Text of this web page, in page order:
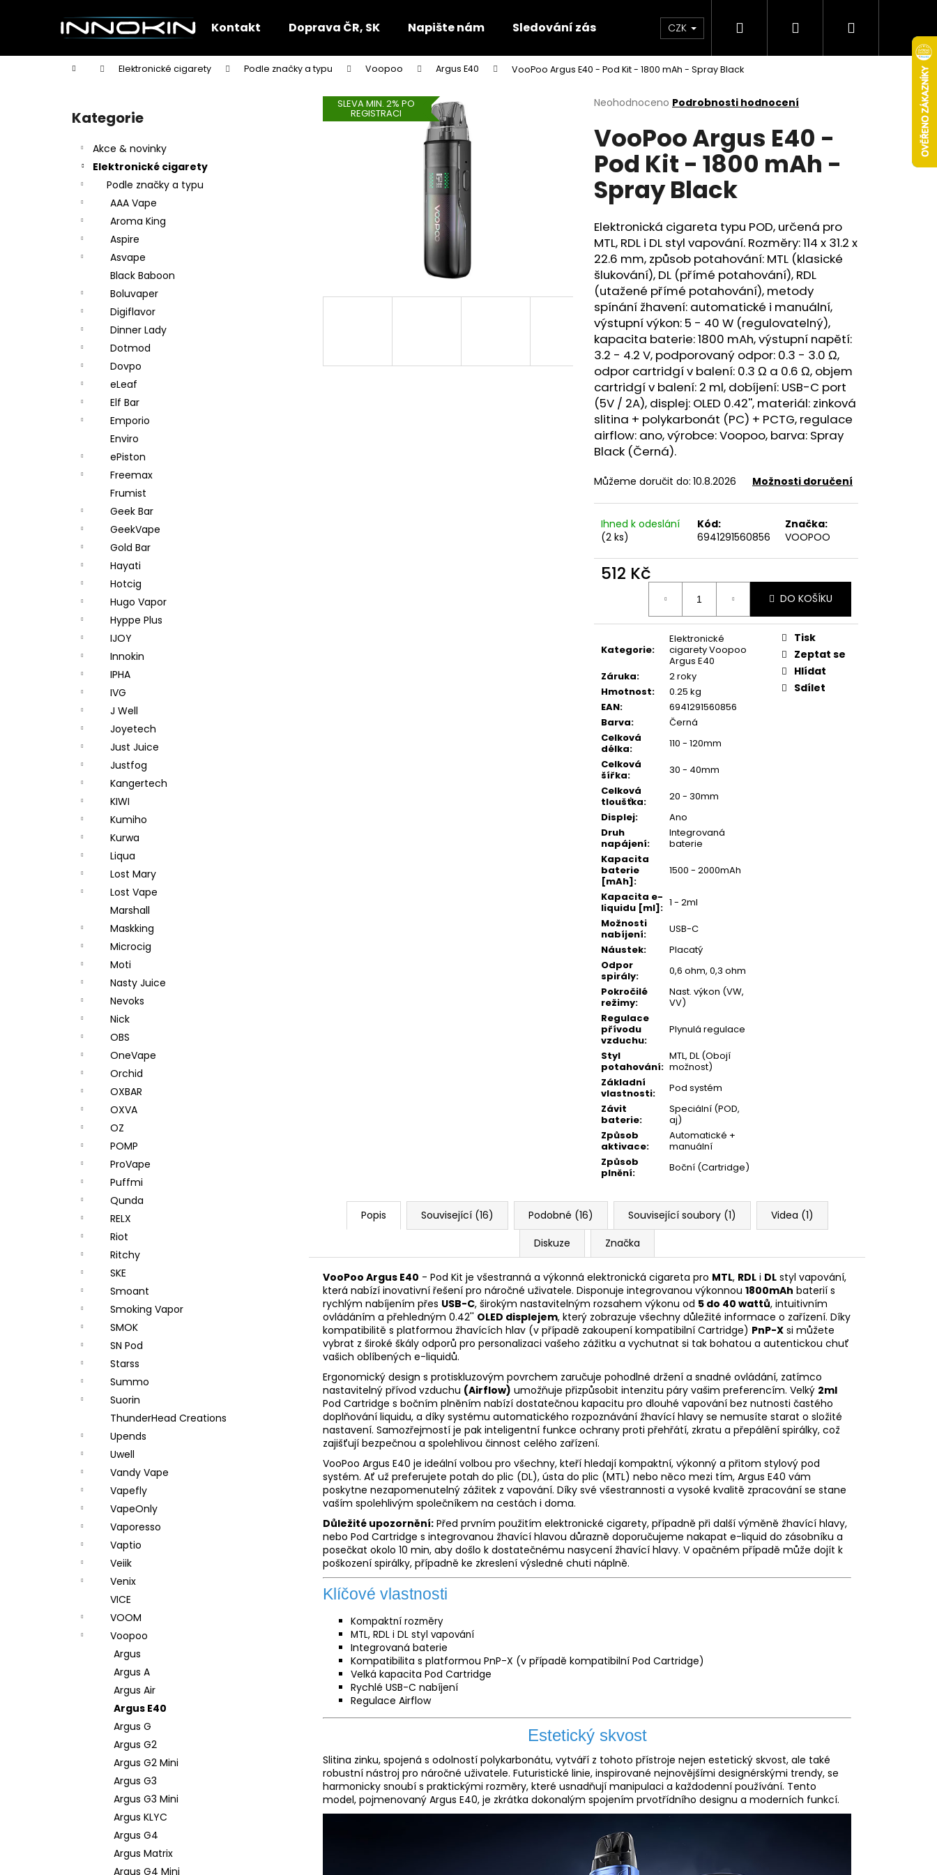
Kontakt Doprava ČR, SK Napište nám Sledování zásilek Obchodní podmínky Věrnostní program
CZK Hledat PřihlášeníNákupní
Domů Elektronické cigarety Podle značky a typu Voopoo Argus E40 VooPoo Argus E40 - Pod Kit - 1800 mAh - Spray Black
Přeskočit
kategorie
Kategorie
Akce & novinky
Elektronické cigarety
Podle značky a typu
AAA Vape
Aroma King
Aspire
Asvape
Black Baboon
Boluvaper
Digiflavor
Dinner Lady
Dotmod
Dovpo
eLeaf
Elf Bar
Emporio
Enviro
ePiston
Freemax
Frumist
Geek Bar
GeekVape
Gold Bar
Hayati
Hotcig
Hugo Vapor
Hyppe Plus
IJOY
Innokin
IPHA
IVG
J Well
Joyetech
Just Juice
Justfog
Kangertech
KIWI
Kumiho
Kurwa
Liqua
Lost Mary
Lost Vape
Marshall
Maskking
Microcig
Moti
Nasty Juice
Nevoks
Nick
OBS
OneVape
Orchid
OXBAR
OXVA
OZ
POMP
ProVape
Puffmi
Qunda
RELX
Riot
Ritchy
SKE
Smoant
Smoking Vapor
SMOK
SN Pod
Starss
Summo
Suorin
ThunderHead Creations
Upends
Uwell
Vandy Vape
Vapefly
VapeOnly
Vaporesso
Vaptio
Veiik
Venix
VICE
VOOM
Voopoo
Argus
Argus A
Argus Air
Argus E40
Argus G
Argus G2
Argus G2 Mini
Argus G3
Argus G3 Mini
Argus KLYC
Argus G4
Argus Matrix
Argus G4 Mini
Průměrné
produktu
je
0,0
5
hvězdiček.
Neohodnoceno Podrobnosti hodnocení
VooPoo Argus E40 -
Pod Kit - 1800 mAh -
Spray Black
Elektronická cigareta typu POD, určená pro
MTL, RDL i DL styl vapování. Rozměry: 114 x 31.2 x
22.6 mm, způsob potahování: MTL (klasické
šlukování), DL (přímé potahování), RDL
(utažené přímé potahování), metody
spínání žhavení: automatické i manuální,
výstupní výkon: 5 - 40 W (regulovatelný),
kapacita baterie: 1800 mAh, výstupní napětí:
3.2 - 4.2 V, podporovaný odpor: 0.3 - 3.0 Ω,
odpor cartridgí v balení: 0.3 Ω a 0.6 Ω, objem
cartridgí v balení: 2 ml, dobíjení: USB-C port
(5V / 2A), displej: OLED 0.42'', materiál: zinková
slitina + polykarbonát (PC) + PCTG, regulace
airflow: ano, výrobce: Voopoo, barva: Spray
Black (Černá).
Můžeme doručit do: 10.8.2026 Možnosti doručení
Ihned k odeslání
(2 ks)
Kód:
6941291560856
Značka:
VOOPOO
512 Kč
DO KOŠÍKU
Kategorie:
Elektronické
cigarety Voopoo
Argus E40
Záruka:
2 roky
Hmotnost:
0.25 kg
EAN:
6941291560856
Barva:
Černá
Celková
délka:
110 - 120mm
Celková
šířka:
30 - 40mm
Celková
tloušťka:
20 - 30mm
Displej:
Ano
Druh
napájení:
Integrovaná
baterie
Kapacita
baterie
[mAh]:
1500 - 2000mAh
Kapacita e-
liquidu [ml]: 1 - 2ml
Možnosti
nabíjení:
USB-C
Náustek:
Placatý
Odpor
spirály:
0,6 ohm, 0,3 ohm
Pokročilé
režimy:
Nast. výkon (VW,
VV)
Regulace
přívodu
vzduchu:
Plynulá regulace
Styl
potahování:
MTL, DL (Obojí
možnost)
Základní
vlastnosti:
Pod systém
Závit
baterie:
Speciální (POD,
aj)
Způsob
aktivace:
Automatické +
manuální
Způsob
plnění: Boční (Cartridge)
Tisk
Zeptat se
Hlídat
Sdílet
SLEVA MIN. 2% PO
REGISTRACI
Popis Související (16) Podobné (16) Související soubory (1)
Videa (1)
Diskuze
Značka
VooPoo Argus E40 - Pod Kit je všestranná a výkonná elektronická cigareta pro MTL, RDL i DL styl vapování,
která nabízí inovativní řešení pro náročné uživatele. Disponuje integrovanou výkonnou 1800mAh baterií s
rychlým nabíjením přes USB-C, širokým nastavitelným rozsahem výkonu od 5 do 40 wattů, intuitivním
ovládáním a přehledným 0.42'' OLED displejem, který zobrazuje všechny důležité informace o zařízení. Díky
kompatibilitě s platformou žhavících hlav (v případě zakoupení kompatibilní Cartridge) PnP-X si můžete
vybrat z široké škály odporů pro personalizaci vašeho zážitku a vychutnat si tak bohatou a autentickou chuť
vašich oblíbených e-liquidů.
Ergonomický design s protiskluzovým povrchem zaručuje pohodlné držení a snadné ovládání, zatímco
nastavitelný přívod vzduchu (Airflow) umožňuje přizpůsobit intenzitu páry vašim preferencím. Velký 2ml
Pod Cartridge s bočním plněním nabízí dostatečnou kapacitu pro dlouhé vapování bez nutnosti častého
doplňování liquidu, a díky systému automatického rozpoznávání žhavící hlavy se nemusíte starat o složité
nastavení. Samozřejmostí je pak inteligentní funkce ochrany proti přehřátí, zkratu a přepálění spirálky, což
zajišťují bezpečnou a spolehlivou činnost celého zařízení.
VooPoo Argus E40 je ideální volbou pro všechny, kteří hledají kompaktní, výkonný a přitom stylový pod
systém. Ať už preferujete potah do plic (DL), ústa do plic (MTL) nebo něco mezi tím, Argus E40 vám
poskytne nezapomenutelný zážitek z vapování. Díky své všestrannosti a vysoké kvalitě zpracování se stane
vaším spolehlivým společníkem na cestách i doma.
Důležité upozornění: Před prvním použitím elektronické cigarety, případně při další výměně žhavící hlavy,
nebo Pod Cartridge s integrovanou žhavící hlavou důrazně doporučujeme nakapat e-liquid do zásobníku a
posečkat okolo 10 min, aby došlo k dostatečnému nasycení žhavící hlavy. V opačném případě může dojít k
poškození spirálky, případně ke zkreslení výsledné chuti náplně.
Klíčové vlastnosti
Kompaktní rozměry
MTL, RDL i DL styl vapování
Integrovaná baterie
Kompatibilita s platformou PnP-X (v případě kompatibilní Pod Cartridge)
Velká kapacita Pod Cartridge
Rychlé USB-C nabíjení
Regulace Airflow
Estetický skvost
Slitina zinku, spojená s odolností polykarbonátu, vytváří z tohoto přístroje nejen estetický skvost, ale také
robustní nástroj pro náročné uživatele. Futuristické linie, inspirované nejnovějšími designérskými trendy, se
harmonicky snoubí s praktickými rozměry, které usnadňují manipulaci a každodenní používání. Tento
model, pojmenovaný Argus E40, je zkrátka dokonalým spojením prvotřídního designu a moderních funkcí.
í
Zpět
do
Zpět
do
Co potřebujete najít?
Doporučujeme
Následující
DEKANG DESERT SHIP 10ML 11MG
154 Kč
Původně:195 Kč
OXVA XLIM TOP FILL SS POD CARTRIDGE
1,2OHM 2ML